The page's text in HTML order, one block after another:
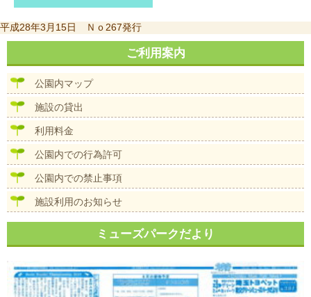
投
稿
ビ
平成28年3月15日 Ｎｏ267発行
ご利用案内
公園内マップ
施設の貸出
利用料金
公園内での行為許可
公園内での禁止事項
施設利用のお知らせ
ミューズパークだより